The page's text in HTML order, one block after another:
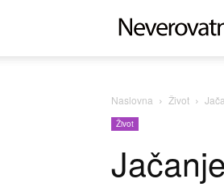
Naslovna Život
Život